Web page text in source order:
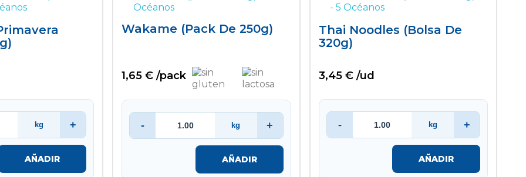
kg +
AÑADIR
Wakame (pack De 250g)
1,65 € /pack
- kg +
AÑADIR
Thai Noodles (bolsa De
320g)
3,45 € /ud
- kg +
AÑADIR